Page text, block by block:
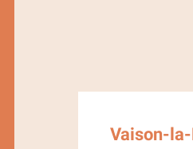
Vaison-